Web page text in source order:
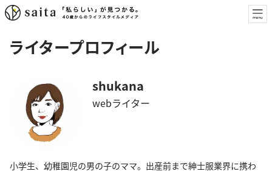
ライタープロフィール
shukana
webライター
小学生、幼稚園児の男の子のママ。出産前まで紳士服業界に携わ